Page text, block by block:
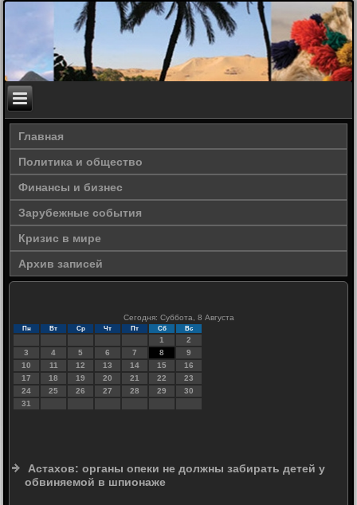
Главная
Политика и общество
Финансы и бизнес
Зарубежные события
Кризис в мире
Архив записей
Сегодня: Суббота, 8 Августа
Пн Вт Ср Чт Пт Сб Вс
1
2
3
4 5 6 7 8
9
10
11 12 13 14 15
16
17
18 19 20 21 22
23
24
25 26 27 28 29
30
31
Астахов: органы опеки не должны забирать детей у
обвиняемой в шпионаже